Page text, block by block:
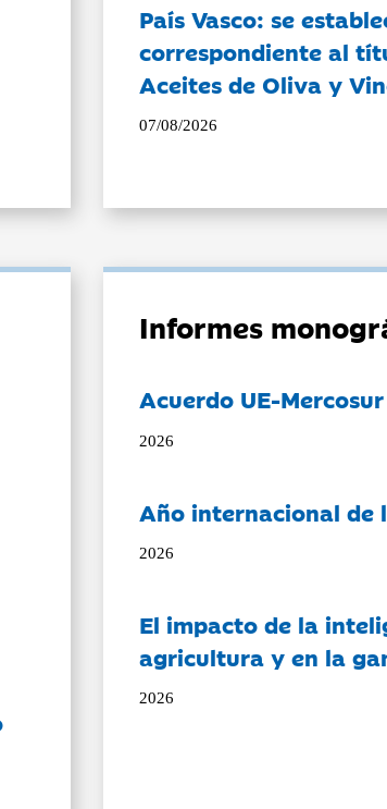
País Vasco: se
correspondiente al
Aceites de Oliva y
07/08/2026
Informes
Acuerdo UE-
2026
Año internacional de
2026
El impacto de la
agricultura y en la
2026